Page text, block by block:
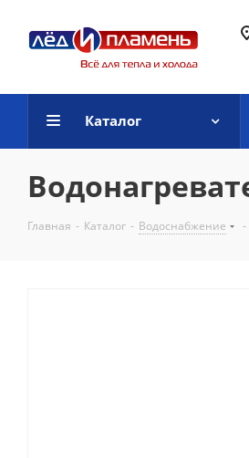
Каталог
Главная - Каталог - Водоснабжение -